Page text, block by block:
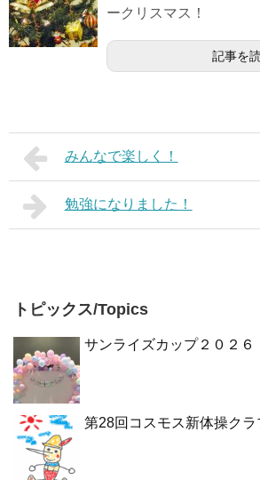
ークリスマス！
記事を
みんなで楽しく！
勉強になりました！
トピックス/Topics
サンライズカップ２０２６
第28回コスモス新体操クラ